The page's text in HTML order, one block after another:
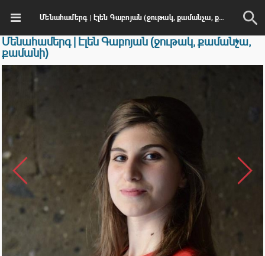
Մենահամերգ | Էլեն Գաբոյան (ջութակ, քամանչա, քամանի)
Մենահամերգ | Էլեն Գաբոյան (ջութակ, քամանչա,
քամանի)